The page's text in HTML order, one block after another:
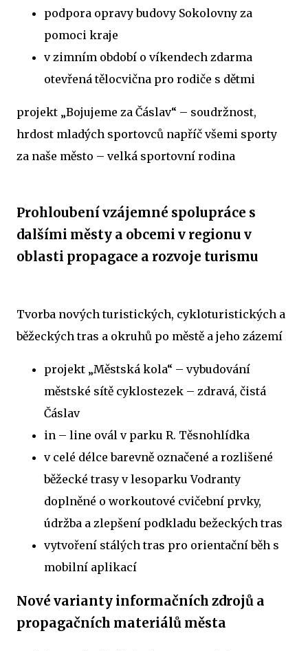
podpora opravy budovy Sokolovny za
pomoci kraje
v zimním období o víkendech zdarma
otevřená tělocvična pro rodiče s dětmi
projekt „Bojujeme za Čáslav“ – soudržnost,
hrdost mladých sportovců napříč všemi sporty
za naše město – velká sportovní rodina
Prohloubení vzájemné spolupráce s
dalšími městy a obcemi v regionu v
oblasti propagace a rozvoje turismu
Tvorba nových turistických, cykloturistických a
běžeckých tras a okruhů po městě a jeho zázemí
projekt „Městská kola“ – vybudování
městské sítě cyklostezek – zdravá, čistá
Čáslav
in – line ovál v parku R. Těsnohlídka
v celé délce barevně označené a rozlišené
běžecké trasy v lesoparku Vodranty
doplněné o workoutové cvičební prvky,
údržba a zlepšení podkladu bežeckých tras
vytvoření stálých tras pro orientační běh s
mobilní aplikací
Nové varianty informačních zdrojů a
propagačních materiálů města